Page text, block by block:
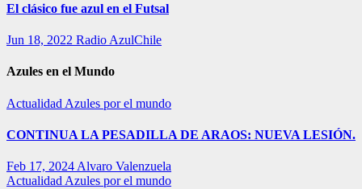
El clásico fue azul en el Futsal
Jun 18, 2022 Radio AzulChile
Azules en el Mundo
Actualidad Azules por el mundo
CONTINUA LA PESADILLA DE ARAOS: NUEVA LESIÓN.
Feb 17, 2024 Alvaro Valenzuela
Actualidad Azules por el mundo